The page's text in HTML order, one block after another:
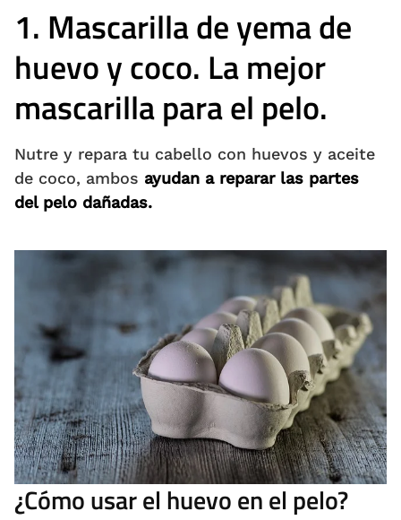
1. Mascarilla de yema de
huevo y coco. La mejor
mascarilla para el pelo.
Nutre y repara tu cabello con huevos y aceite
de coco, ambos ayudan a reparar las partes
del pelo dañadas.
¿Cómo usar el huevo en el pelo?